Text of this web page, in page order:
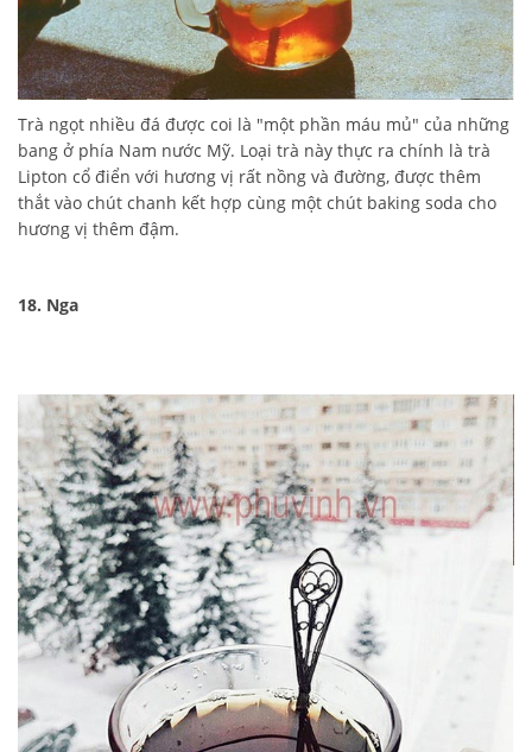
Trà ngọt nhiều đá được coi là "một phần máu mủ" của những
bang ở phía Nam nước Mỹ. Loại trà này thực ra chính là trà
Lipton cổ điển với hương vị rất nồng và đường, được thêm
thắt vào chút chanh kết hợp cùng một chút baking soda cho
hương vị thêm đậm.
18. Nga